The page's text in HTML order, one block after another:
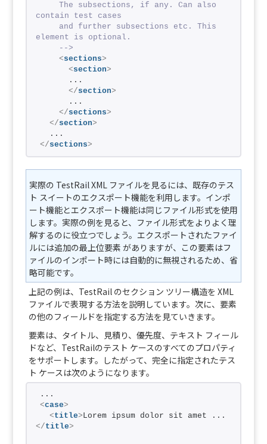
    The subsections, if any. Can also
contain test cases
    and further subsections etc. This
element is optional.
    -->
<sections>
<section>
      ...
</section>
      ...
</sections>
</section>
  ...
</sections>
実際の TestRail XML ファイルを見るには、既存のテス
ト スイートのエクスポート機能を利用します。インポ
ート機能とエクスポート機能は同じファイル形式を使用
します。実際の例を見ると、ファイル形式をよりよく理
解するのに役立つでしょう。エクスポートされたファイ
ルには追加の最上位要素 がありますが、この要素はフ
ァイルのインポート時には自動的に無視されるため、省
略可能です。
上記の例は、TestRail のセクション ツリー構造を XML
ファイルで表現する方法を説明しています。次に、要素
の他のフィールドを指定する方法を見ていきます。
要素は、タイトル、見積り、優先度、テキスト フィール
ドなど、TestRailのテスト ケースのすべてのプロパティ
をサポートします。したがって、完全に指定されたテス
ト ケースは次のようになります。
...
<case>
<title>
</title>